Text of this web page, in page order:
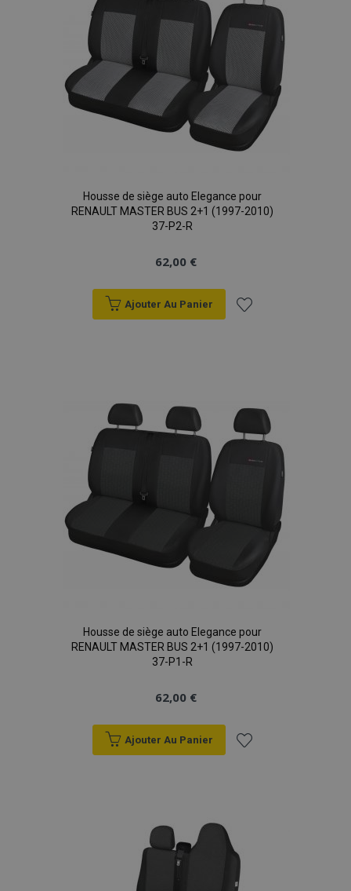
Housse de siège auto Elegance pour
RENAULT MASTER BUS 2+1 (1997-2010)
37-P2-R
62,00 €
Ajouter Au Panier
d'achats
Housse de siège auto Elegance pour
RENAULT MASTER BUS 2+1 (1997-2010)
37-P1-R
62,00 €
Ajouter Au Panier
d'achats